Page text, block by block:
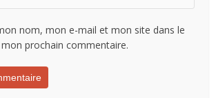
nom, mon e-mail et mon site dans le
prochain commentaire.